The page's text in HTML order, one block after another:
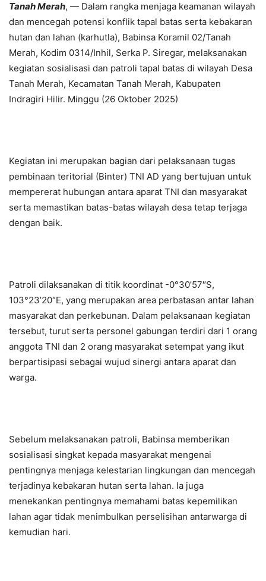
Tanah Merah, — Dalam rangka menjaga keamanan wilayah
dan mencegah potensi konflik tapal batas serta kebakaran
hutan dan lahan (karhutla), Babinsa Koramil 02/Tanah
Merah, Kodim 0314/Inhil, Serka P. Siregar, melaksanakan
kegiatan sosialisasi dan patroli tapal batas di wilayah Desa
Tanah Merah, Kecamatan Tanah Merah, Kabupaten
Indragiri Hilir. Minggu (26 Oktober 2025)
Kegiatan ini merupakan bagian dari pelaksanaan tugas
pembinaan teritorial (Binter) TNI AD yang bertujuan untuk
mempererat hubungan antara aparat TNI dan masyarakat
serta memastikan batas-batas wilayah desa tetap terjaga
dengan baik.
Patroli dilaksanakan di titik koordinat -0°30’57″S,
103°23’20″E, yang merupakan area perbatasan antar lahan
masyarakat dan perkebunan. Dalam pelaksanaan kegiatan
tersebut, turut serta personel gabungan terdiri dari 1 orang
anggota TNI dan 2 orang masyarakat setempat yang ikut
berpartisipasi sebagai wujud sinergi antara aparat dan
warga.
Sebelum melaksanakan patroli, Babinsa memberikan
sosialisasi singkat kepada masyarakat mengenai
pentingnya menjaga kelestarian lingkungan dan mencegah
terjadinya kebakaran hutan serta lahan. Ia juga
menekankan pentingnya memahami batas kepemilikan
lahan agar tidak menimbulkan perselisihan antarwarga di
kemudian hari.